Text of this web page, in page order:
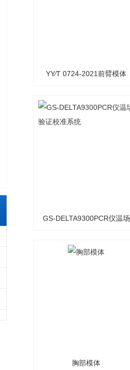
YY∕T 0724-2021前臂模体
GS-DELTA9300PCR仪温场
胸部模体